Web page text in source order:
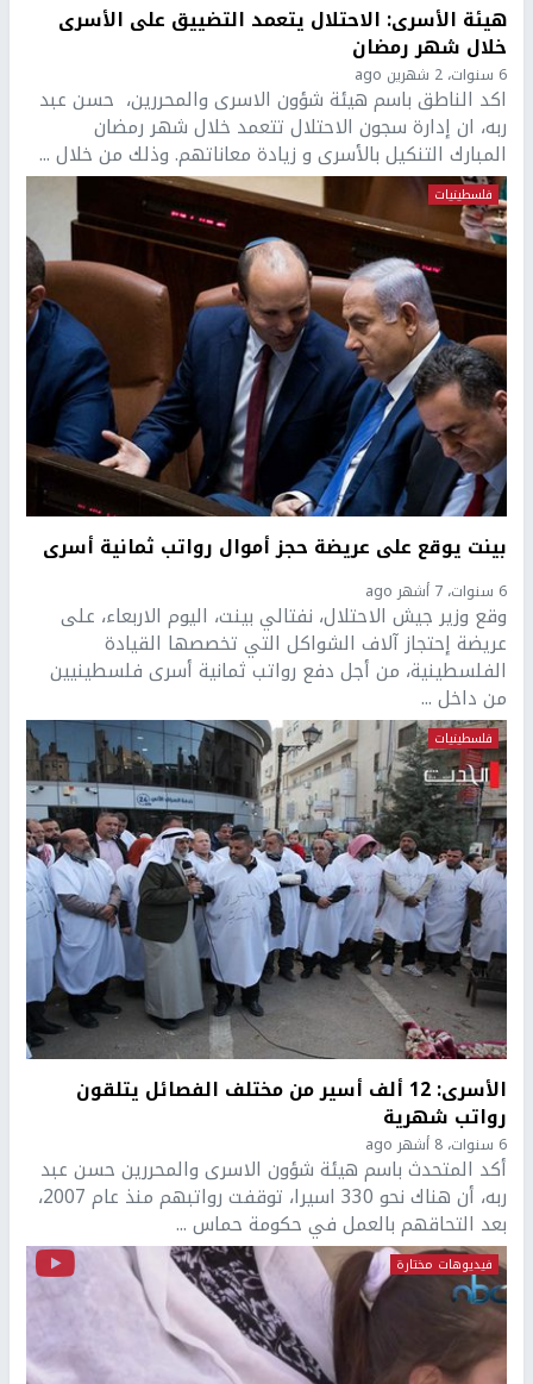
هيئة الأسرى: الاحتلال يتعمد التضييق على الأسرى
خلال شهر رمضان
6 سنوات، 2 شهرين ago
اكد الناطق باسم هيئة شؤون الاسرى والمحررين، حسن عبد
ربه، ان إدارة سجون الاحتلال تتعمد خلال شهر رمضان
المبارك التنكيل بالأسرى و زيادة معاناتهم. وذلك من خلال ...
فلسطينيات
بينت يوقع على عريضة حجز أموال رواتب ثمانية أسرى
6 سنوات، 7 أشهر ago
وقع وزير جيش الاحتلال، نفتالي بينت، اليوم الاربعاء، على
عريضة إحتجاز آلاف الشواكل التي تخصصها القيادة
الفلسطينية، من أجل دفع رواتب ثمانية أسرى فلسطينيين
من داخل ...
فلسطينيات
الأسرى: 12 ألف أسير من مختلف الفصائل يتلقون
رواتب شهرية
6 سنوات، 8 أشهر ago
أكد المتحدث باسم هيئة شؤون الاسرى والمحررين حسن عبد
ربه، أن هناك نحو 330 اسيرا، توقفت رواتبهم منذ عام 2007،
بعد التحاقهم بالعمل في حكومة حماس ...
فيديوهات مختارة